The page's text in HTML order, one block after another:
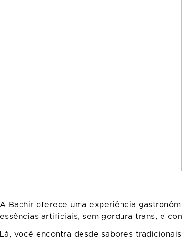
A Bachir oferece uma experiência
essências artificiais, sem gordura trans, e
Lá, você encontra desde sabores